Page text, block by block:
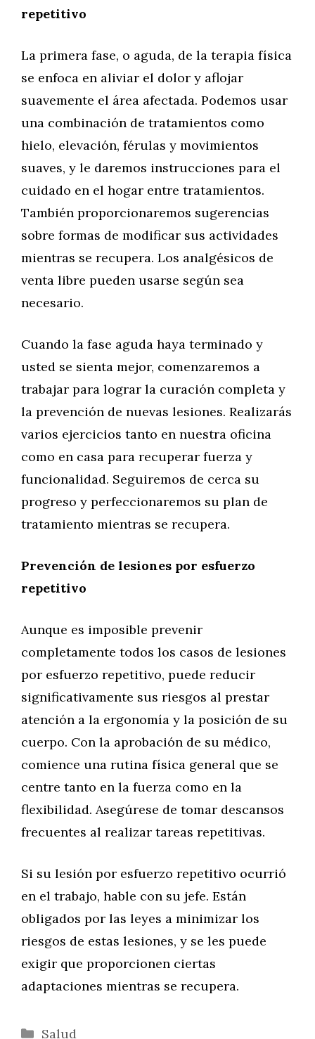
repetitivo
La primera fase, o aguda, de la terapia física
se enfoca en aliviar el dolor y aflojar
suavemente el área afectada. Podemos usar
una combinación de tratamientos como
hielo, elevación, férulas y movimientos
suaves, y le daremos instrucciones para el
cuidado en el hogar entre tratamientos.
También proporcionaremos sugerencias
sobre formas de modificar sus actividades
mientras se recupera. Los analgésicos de
venta libre pueden usarse según sea
necesario.
Cuando la fase aguda haya terminado y
usted se sienta mejor, comenzaremos a
trabajar para lograr la curación completa y
la prevención de nuevas lesiones. Realizarás
varios ejercicios tanto en nuestra oficina
como en casa para recuperar fuerza y ​​
funcionalidad. Seguiremos de cerca su
progreso y perfeccionaremos su plan de
tratamiento mientras se recupera.
Prevención de lesiones por esfuerzo
repetitivo
Aunque es imposible prevenir
completamente todos los casos de lesiones
por esfuerzo repetitivo, puede reducir
significativamente sus riesgos al prestar
atención a la ergonomía y la posición de su
cuerpo. Con la aprobación de su médico,
comience una rutina física general que se
centre tanto en la fuerza como en la
flexibilidad. Asegúrese de tomar descansos
frecuentes al realizar tareas repetitivas.
Si su lesión por esfuerzo repetitivo ocurrió
en el trabajo, hable con su jefe. Están
obligados por las leyes a minimizar los
riesgos de estas lesiones, y se les puede
exigir que proporcionen ciertas
adaptaciones mientras se recupera.
Categorías
Salud